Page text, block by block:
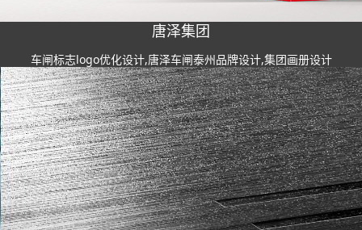
唐泽集团
车闸标志logo优化设计,唐泽车闸泰州品牌设计,集团画册设计